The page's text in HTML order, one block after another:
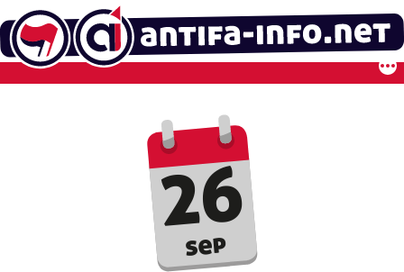
Zum
Inhalt
springen
sep
26